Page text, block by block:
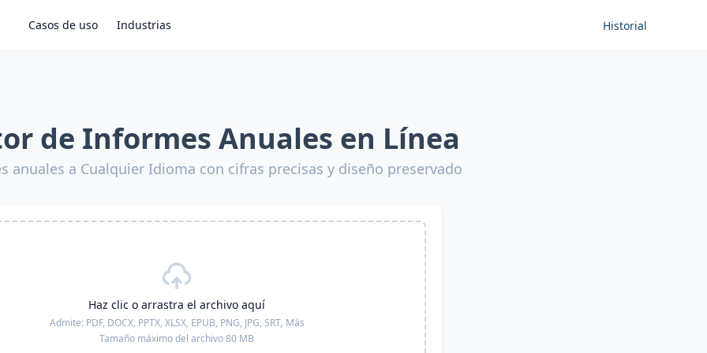
Casos de uso Industrias Historial
de Informes Anuales en Línea
anuales a Cualquier Idioma con cifras precisas y diseño preservado
Haz clic o arrastra el archivo aquí
Admite: PDF, DOCX, PPTX, XLSX, EPUB, PNG, JPG, SRT, Más
Tamaño máximo del archivo 80 MB